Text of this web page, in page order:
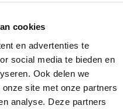
cookies
en advertenties te
social media te bieden en
Ook delen we
site met onze partners
analyse. Deze partners